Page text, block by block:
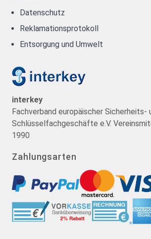
Datenschutz
Reklamationsprotokoll
Entsorgung und Umwelt
interkey
Fachverband europäischer Sicherheits-
Schlüsselfachgeschäfte e.V.
1990
Zahlungsarten